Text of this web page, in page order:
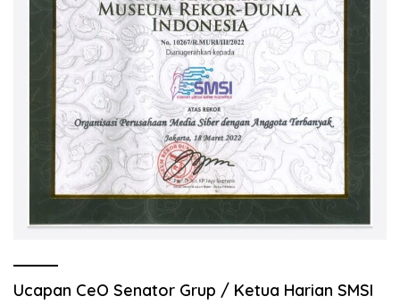
Ucapan CeO Senator Grup / Ketua Harian SMSI